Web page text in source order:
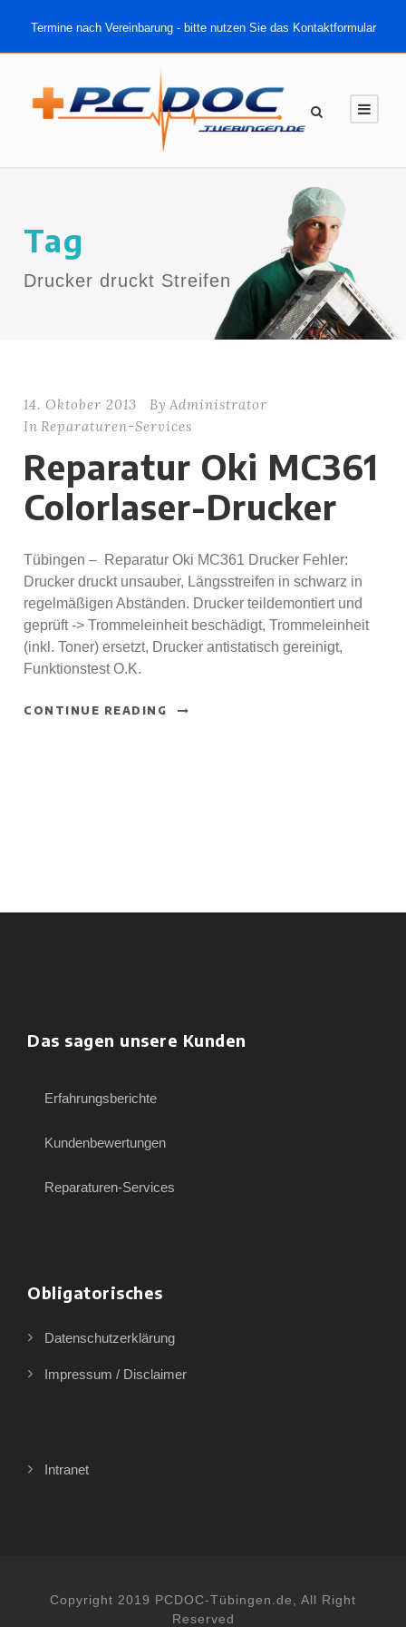
Termine nach Vereinbarung - bitte nutzen Sie das Kontaktformular
Tag
Drucker druckt Streifen
14. Oktober 2013 By Administrator
In Reparaturen-Services
Reparatur Oki MC361
Colorlaser-Drucker
Tübingen – Reparatur Oki MC361 Drucker Fehler:
Drucker druckt unsauber, Längsstreifen in schwarz in
regelmäßigen Abständen. Drucker teildemontiert und
geprüft -> Trommeleinheit beschädigt, Trommeleinheit
(inkl. Toner) ersetzt, Drucker antistatisch gereinigt,
Funktionstest O.K.
CONTINUE READING
Das sagen unsere Kunden
Erfahrungsberichte
Kundenbewertungen
Reparaturen-Services
Obligatorisches
Datenschutzerklärung
Impressum / Disclaimer
Intranet
Copyright 2019 PCDOC-Tübingen.de, All Right
Reserved